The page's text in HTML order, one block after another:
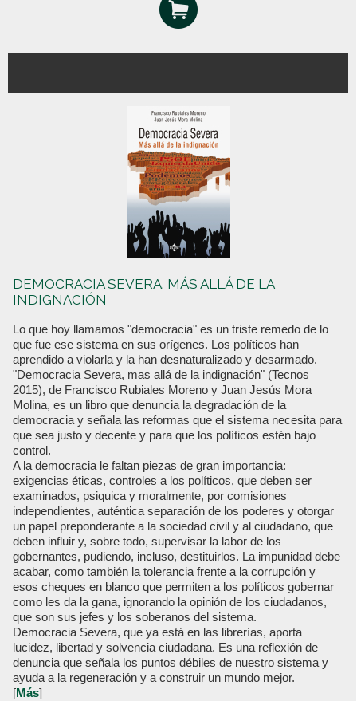
DEMOCRACIA SEVERA. MÁS ALLÁ DE LA
INDIGNACIÓN
Lo que hoy llamamos "democracia" es un triste remedo de lo
que fue ese sistema en sus orígenes. Los políticos han
aprendido a violarla y la han desnaturalizado y desarmado.
"Democracia Severa, mas allá de la indignación" (Tecnos
2015), de Francisco Rubiales Moreno y Juan Jesús Mora
Molina, es un libro que denuncia la degradación de la
democracia y señala las reformas que el sistema necesita para
que sea justo y decente y para que los políticos estén bajo
control.
A la democracia le faltan piezas de gran importancia:
exigencias éticas, controles a los políticos, que deben ser
examinados, psiquica y moralmente, por comisiones
independientes, auténtica separación de los poderes y otorgar
un papel preponderante a la sociedad civil y al ciudadano, que
deben influir y, sobre todo, supervisar la labor de los
gobernantes, pudiendo, incluso, destituirlos. La impunidad debe
acabar, como también la tolerancia frente a la corrupción y
esos cheques en blanco que permiten a los políticos gobernar
como les da la gana, ignorando la opinión de los ciudadanos,
que son sus jefes y los soberanos del sistema.
Democracia Severa, que ya está en las librerías, aporta
lucidez, libertad y solvencia ciudadana. Es una reflexión de
denuncia que señala los puntos débiles de nuestro sistema y
ayuda a la regeneración y a construir un mundo mejor.
[Más]